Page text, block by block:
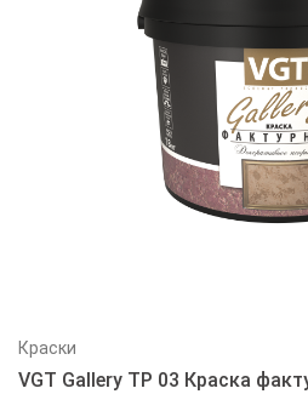
Краски
VGT Gallery ТР 03 Краска